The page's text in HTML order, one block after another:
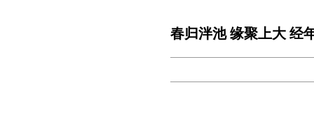
春归泮池 缘聚上大 经